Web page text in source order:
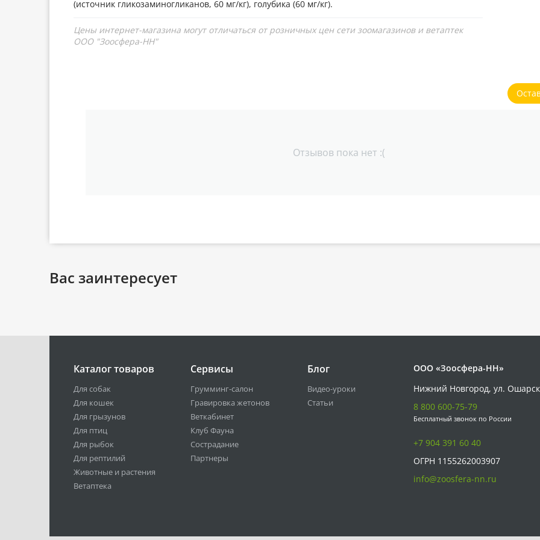
(источник гликозаминогликанов, 60 мг/кг), голубика (60 мг/кг).
Цены интернет-магазина могут отличаться от розничных цен сети зоомагазинов и ветаптек
ООО "Зоосфера-НН"
Отзывов пока нет :(
Вас заинтересует
Каталог товаров
Для собак
Для кошек
Для грызунов
Для птиц
Для рыбок
Для рептилий
Животные и растения
Ветаптека
Сервисы
Грумминг-салон
Гравировка жетонов
Веткабинет
Клуб Фауна
Сострадание
Партнеры
Блог
Видео-уроки
Статьи
ООО «Зоосфера-НН»
Нижний Новгород, ул.
8 800 600-75-79
Бесплатный звонок по России
+7 904 391 60 40
ОГРН 1155262003907
info@zoosfera-nn.ru